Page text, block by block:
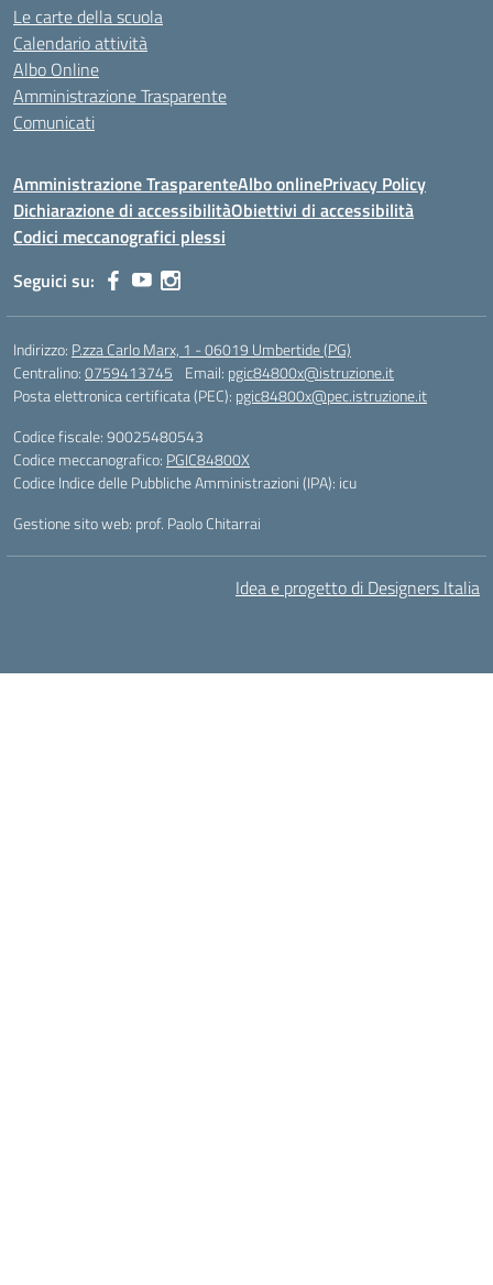
Le carte della scuola
Calendario attività
Albo Online
Amministrazione Trasparente
Comunicati
Amministrazione TrasparenteAlbo onlinePrivacy Policy
Dichiarazione di accessibilitàObiettivi di accessibilità
Codici meccanografici plessi
Seguici su:
Indirizzo: P.zza Carlo Marx, 1 - 06019 Umbertide (PG)
Centralino:0759413745 Email: pgic84800x@istruzione.it
Posta elettronica certificata (PEC): pgic84800x@pec.istruzione.it
Codice fiscale: 90025480543
Codice meccanografico: PGIC84800X
Codice Indice delle Pubbliche Amministrazioni (IPA): icu
Gestione sito web: prof. Paolo Chitarrai
Idea e progetto di Designers Italia